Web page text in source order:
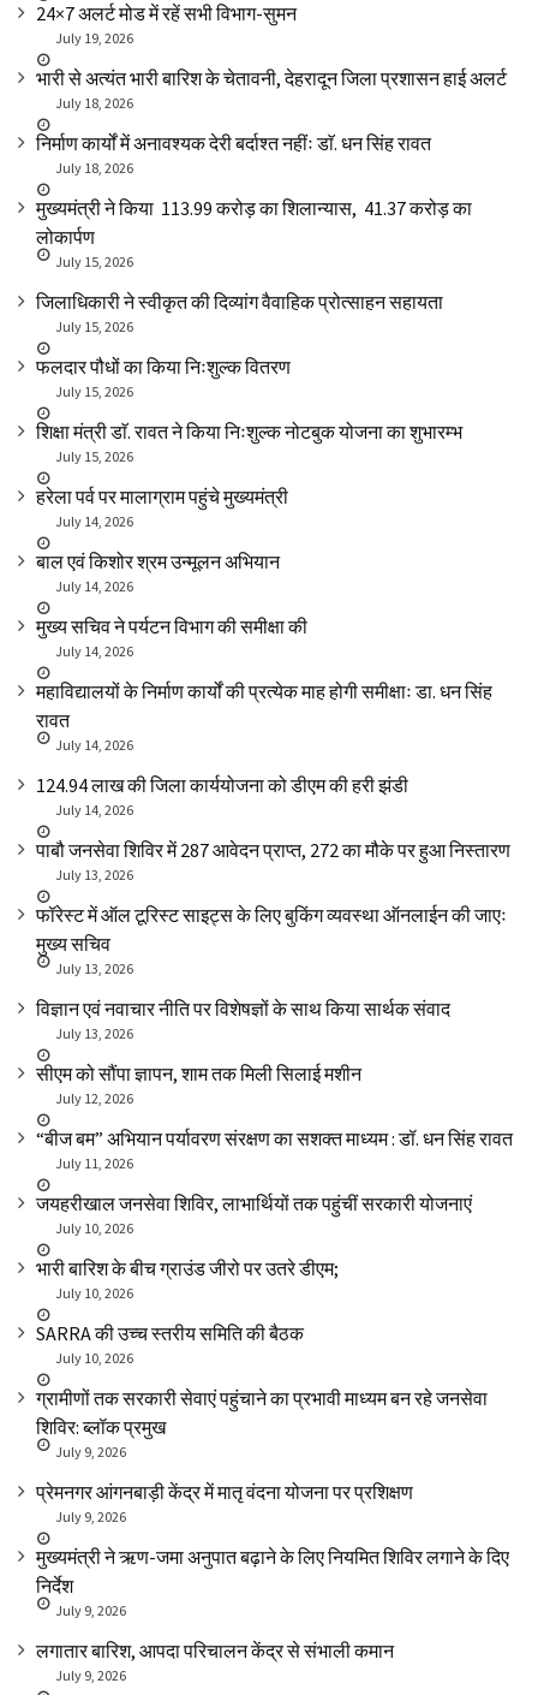
24×7 अलर्ट मोड में रहें सभी विभाग-सुमन
July 19, 2026
भारी से अत्यंत भारी बारिश के चेतावनी, देहरादून जिला प्रशासन हाई अलर्ट
July 18, 2026
निर्माण कार्यों में अनावश्यक देरी बर्दाश्त नहींः डाॅ. धन सिंह रावत
July 18, 2026
मुख्यमंत्री ने किया ₹ 113.99 करोड़ का शिलान्यास, ₹ 41.37 करोड़ का
लोकार्पण
July 15, 2026
जिलाधिकारी ने स्वीकृत की दिव्यांग वैवाहिक प्रोत्साहन सहायता
July 15, 2026
फलदार पौधों का किया निःशुल्क वितरण
July 15, 2026
शिक्षा मंत्री डाॅ. रावत ने किया निःशुल्क नोटबुक योजना का शुभारम्भ
July 15, 2026
हरेला पर्व पर मालाग्राम पहुंचे मुख्यमंत्री
July 14, 2026
बाल एवं किशोर श्रम उन्मूलन अभियान
July 14, 2026
मुख्य सचिव ने पर्यटन विभाग की समीक्षा की
July 14, 2026
महाविद्यालयों के निर्माण कार्यों की प्रत्येक माह होगी समीक्षाः डा. धन सिंह
रावत
July 14, 2026
₹124.94 लाख की जिला कार्ययोजना को डीएम की हरी झंडी
July 14, 2026
पाबौ जनसेवा शिविर में 287 आवेदन प्राप्त, 272 का मौके पर हुआ निस्तारण
July 13, 2026
फॉरेस्ट में ऑल टूरिस्ट साइट्स के लिए बुकिंग व्यवस्था ऑनलाईन की जाएः
मुख्य सचिव
July 13, 2026
विज्ञान एवं नवाचार नीति पर विशेषज्ञों के साथ किया सार्थक संवाद
July 13, 2026
सीएम को सौंपा ज्ञापन, शाम तक मिली सिलाई मशीन
July 12, 2026
“बीज बम” अभियान पर्यावरण संरक्षण का सशक्त माध्यम : डॉ. धन सिंह रावत
July 11, 2026
जयहरीखाल जनसेवा शिविर, लाभार्थियों तक पहुंचीं सरकारी योजनाएं
July 10, 2026
भारी बारिश के बीच ग्राउंड जीरो पर उतरे डीएम;
July 10, 2026
SARRA की उच्च स्तरीय समिति की बैठक
July 10, 2026
ग्रामीणों तक सरकारी सेवाएं पहुंचाने का प्रभावी माध्यम बन रहे जनसेवा
शिविर: ब्लॉक प्रमुख
July 9, 2026
प्रेमनगर आंगनबाड़ी केंद्र में मातृ वंदना योजना पर प्रशिक्षण
July 9, 2026
मुख्यमंत्री ने ऋण-जमा अनुपात बढ़ाने के लिए नियमित शिविर लगाने के दिए
निर्देश
July 9, 2026
लगातार बारिश, आपदा परिचालन केंद्र से संभाली कमान
July 9, 2026